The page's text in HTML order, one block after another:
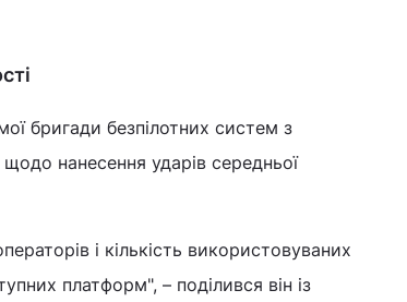
бригади безпілотних систем з
нанесення ударів середньої
і кількість використовуваних
платформ", – поділився він із